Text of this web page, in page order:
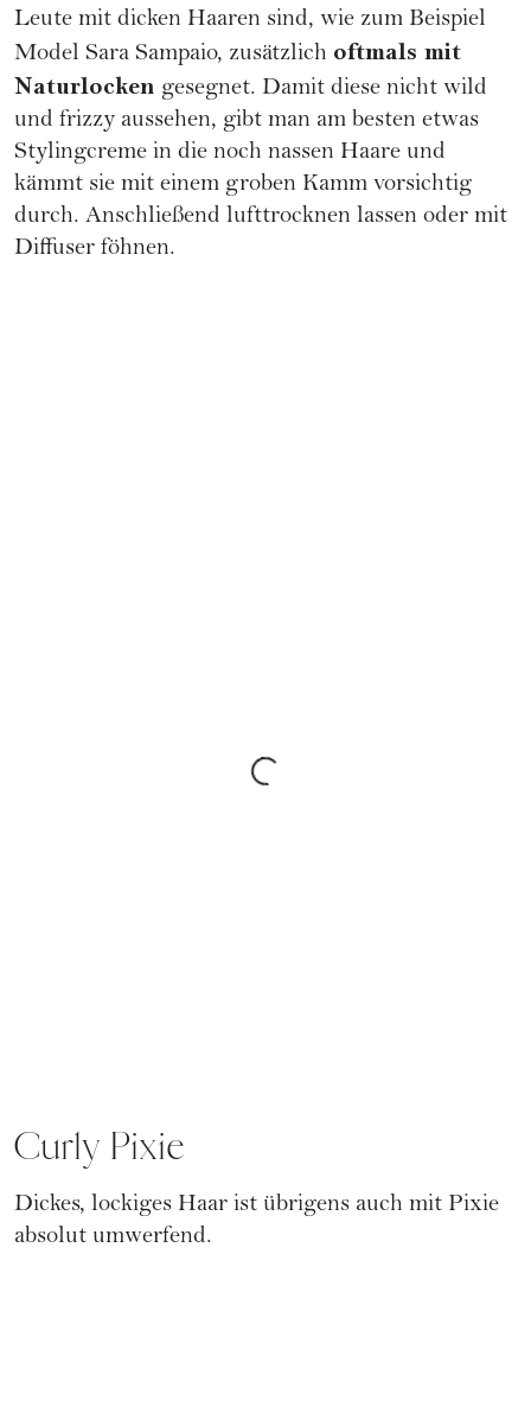
Leute mit dicken Haaren sind, wie zum Beispiel
Model Sara Sampaio, zusätzlich oftmals mit
Naturlocken gesegnet. Damit diese nicht wild
und frizzy aussehen, gibt man am besten etwas
Stylingcreme in die noch nassen Haare und
kämmt sie mit einem groben Kamm vorsichtig
durch. Anschließend lufttrocknen lassen oder mit
Diffuser föhnen.
Curly Pixie
Dickes, lockiges Haar ist übrigens auch mit Pixie
absolut umwerfend.